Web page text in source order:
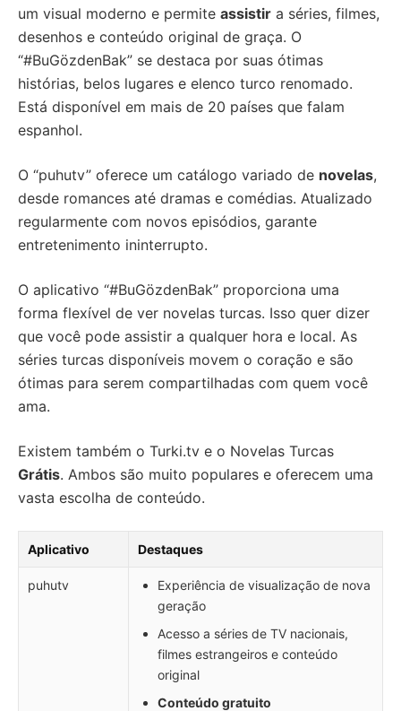
um visual moderno e permite assistir a séries, filmes,
desenhos e conteúdo original de graça. O
“#BuGözdenBak” se destaca por suas ótimas
histórias, belos lugares e elenco turco renomado.
Está disponível em mais de 20 países que falam
espanhol.
O “puhutv” oferece um catálogo variado de novelas,
desde romances até dramas e comédias. Atualizado
regularmente com novos episódios, garante
entretenimento ininterrupto.
O aplicativo “#BuGözdenBak” proporciona uma
forma flexível de ver novelas turcas. Isso quer dizer
que você pode assistir a qualquer hora e local. As
séries turcas disponíveis movem o coração e são
ótimas para serem compartilhadas com quem você
ama.
Existem também o Turki.tv e o Novelas Turcas
Grátis. Ambos são muito populares e oferecem uma
vasta escolha de conteúdo.
Aplicativo Destaques
puhutv
Experiência de visualização de nova
geração
Acesso a séries de TV nacionais,
filmes estrangeiros e conteúdo
original
Conteúdo gratuito